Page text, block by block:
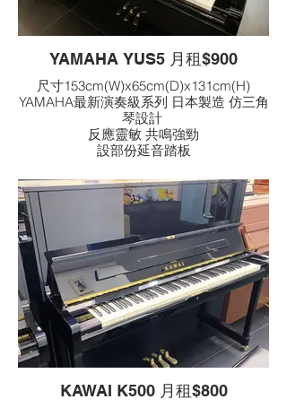
YAMAHA YUS5 月租$900
尺寸153cm(W)x65cm(D)x131cm(H)
YAMAHA最新演奏級系列 日本製造 仿三角
琴設計
反應靈敏 共鳴強勁
設部份延音踏板
KAWAI K500 月租$800